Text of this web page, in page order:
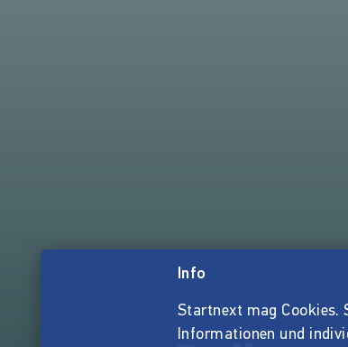
Info
Startnext mag Cookies.
Informationen und